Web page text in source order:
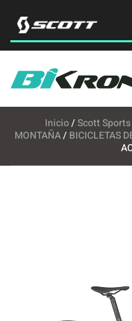
Inicio/Scott Sports
MONTAÑA/ BICICLETAS